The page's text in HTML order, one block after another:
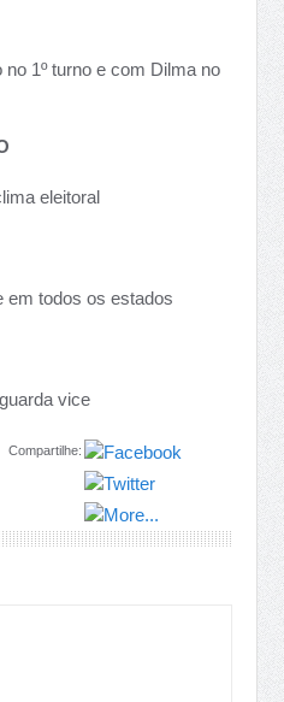
1º turno e com Dilma no
eleitoral
em todos os estados
vice
Compartilhe: